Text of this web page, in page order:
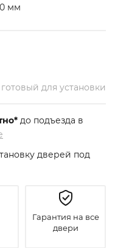
мм
для установки
до подъезда в
дверей под
Гарантия на все
двери